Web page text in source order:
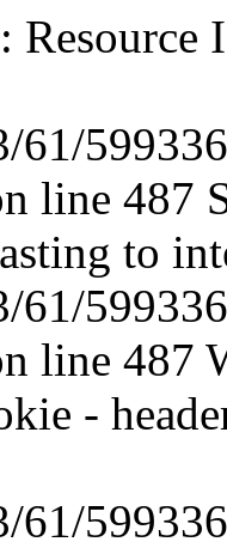
Resource
61/
line 487
to
61/
line 487
-
61/